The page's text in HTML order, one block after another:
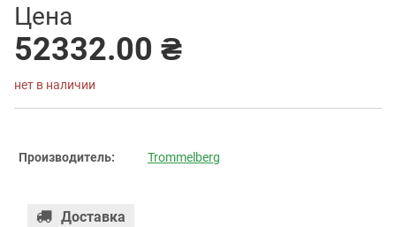
Цена
52332.00 ₴
нет в наличии
Производитель: Trommelberg
Доставка